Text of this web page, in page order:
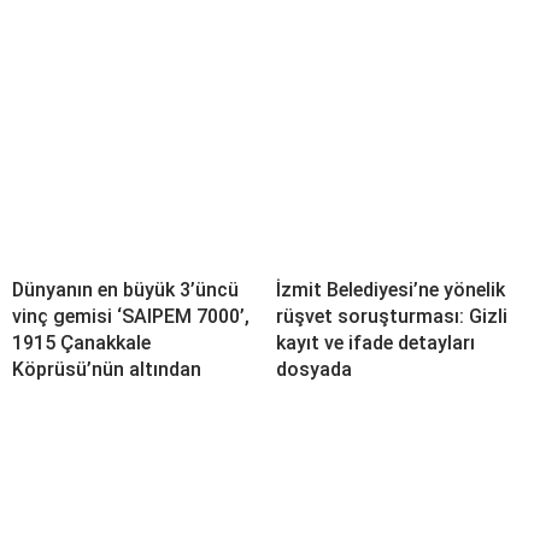
Dünyanın en büyük 3’üncü
vinç gemisi ‘SAIPEM 7000’,
1915 Çanakkale
Köprüsü’nün altından
İzmit Belediyesi’ne yönelik
rüşvet soruşturması: Gizli
kayıt ve ifade detayları
dosyada